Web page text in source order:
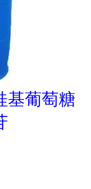
基葡萄糖